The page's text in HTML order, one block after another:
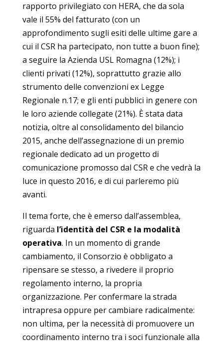
rapporto privilegiato con HERA, che da sola
vale il 55% del fatturato (con un
approfondimento sugli esiti delle ultime gare a
cui il CSR ha partecipato, non tutte a buon fine);
a seguire la Azienda USL Romagna (12%); i
clienti privati (12%), soprattutto grazie allo
strumento delle convenzioni ex Legge
Regionale n.17; e gli enti pubblici in genere con
le loro aziende collegate (21%). È stata data
notizia, oltre al consolidamento del bilancio
2015, anche dell’assegnazione di un premio
regionale dedicato ad un progetto di
comunicazione promosso dal CSR e che vedrà la
luce in questo 2016, e di cui parleremo più
avanti.
Il tema forte, che è emerso dall’assemblea,
riguarda l’identità del CSR e la modalità
operativa. In un momento di grande
cambiamento, il Consorzio è obbligato a
ripensare se stesso, a rivedere il proprio
regolamento interno, la propria
organizzazione. Per confermare la strada
intrapresa oppure per cambiare radicalmente:
non ultima, per la necessità di promuovere un
coordinamento interno tra i soci funzionale alla